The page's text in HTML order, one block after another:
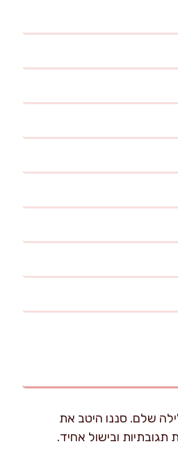
והשרו לפחות 4 שעות – אפשר גם לילה שלם. סננו היטב את
ובישול אחיד.